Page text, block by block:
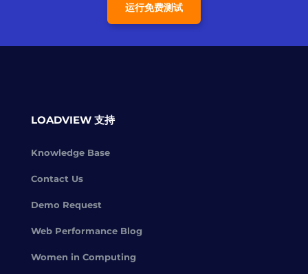
运行免费测试
LOADVIEW 支持
Knowledge Base
Contact Us
Demo Request
Web Performance Blog
Women in Computing